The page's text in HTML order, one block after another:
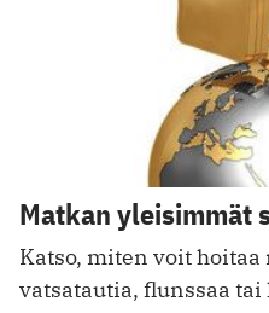
Matkan yleisimmät
Katso, miten voit
vatsatautia, flunssaa